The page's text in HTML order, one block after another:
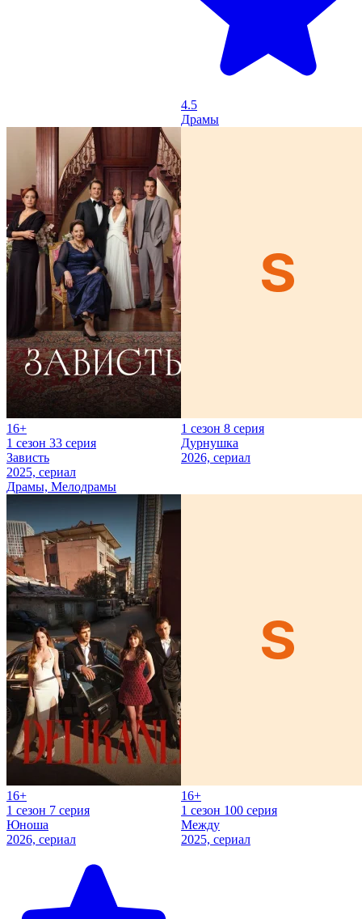
4.5
Драмы
16+
1 сезон 33 серия
Зависть
2025, сериал
Драмы, Мелодрамы
1 сезон 8 серия
Дурнушка
2026, сериал
16+
1 сезон 7 серия
Юноша
2026, сериал
16+
1 сезон 100 серия
Между
2025, сериал